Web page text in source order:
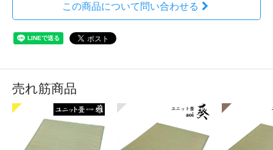
この商品について問い合わせる
売れ筋商品